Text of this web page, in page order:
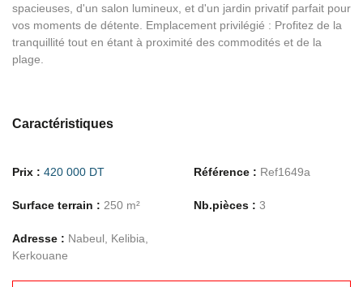
spacieuses, d'un salon lumineux, et d'un jardin privatif parfait pour
vos moments de détente. Emplacement privilégié : Profitez de la
tranquillité tout en étant à proximité des commodités et de la
plage.
Caractéristiques
Prix : 420 000 DT Référence : Ref1649a
Surface terrain : 250 m² Nb.pièces : 3
Adresse : Nabeul, Kelibia,
Kerkouane